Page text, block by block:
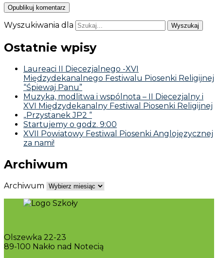
Wyszukiwania dla
Ostatnie wpisy
Laureaci II Diecezjalnego -XVI
Międzydekanalnego Festiwalu Piosenki Religijnej
“Śpiewaj Panu”
Muzyka, modlitwa i wspólnota – II Diecezjalny i
XVI Międzydekanalny Festiwal Piosenki Religijnej
„Przystanek JP2 “
Startujemy o godz. 9:00
XVII Powiatowy Festiwal Piosenki Anglojęzycznej
za nami!
Archiwum
Archiwum
Olszewka 22-23
89-100 Nakło nad Notecią